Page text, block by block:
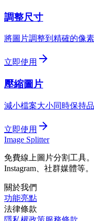
調整尺寸
將圖片調整到精確的像素
立即使用
壓縮圖片
減小檔案大小同時保持品
立即使用
Image Splitter
免費線上圖片分割工具
Instagram、社群媒體等。
關於我們
功能亮點
法律條款